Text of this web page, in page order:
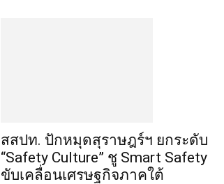
สสปท. ปักหมุดสุราษฎร์ฯ ยกระดับ
“Safety Culture” ชู Smart Safety
ขับเคลื่อนเศรษฐกิจภาคใต้